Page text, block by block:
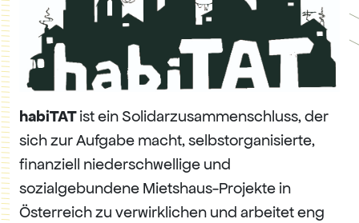
habiTATist ein Solidarzusammenschluss, der
sich zur Aufgabe macht, selbstorganisierte,
finanziell niederschwellige und
sozialgebundene Mietshaus-Projekte in
Österreich zu verwirklichen und arbeitet eng